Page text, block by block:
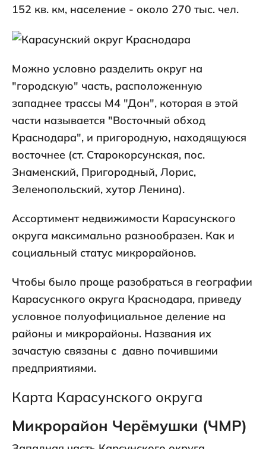
152 кв. км, население - около 270 тыс. чел.
Можно условно разделить округ на
"городскую" часть, расположенную
западнее трассы М4 "Дон", которая в этой
части называется "Восточный обход
Краснодара", и пригородную, находящуюся
восточнее (ст. Старокорсунская, пос.
Знаменский, Пригородный, Лорис,
Зеленопольский, хутор Ленина).
Ассортимент недвижимости Карасунского
округа максимально разнообразен. Как и
социальный статус микрорайонов.
Чтобы было проще разобраться в географии
Карасуснкого округа Краснодара, приведу
условное полуофициальное деление на
районы и микрорайоны. Названия их
зачастую связаны с давно почившими
предприятиями.
Карта Карасунского округа
Микрорайон Черёмушки (ЧМР)